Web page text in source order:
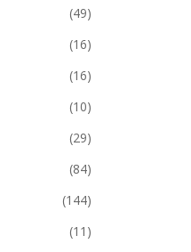
(49)
(16)
(16)
(10)
(29)
(84)
(144)
(11)